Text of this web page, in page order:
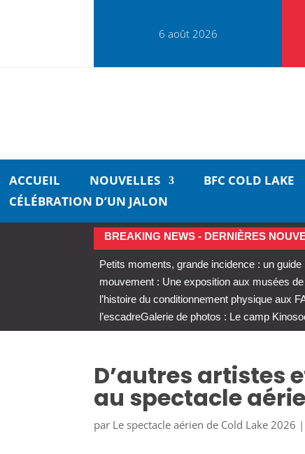
6 août 2026
ACCUEIL NOUVELLES BFC COLD LAKE
CÉLÉBRATION D’UN JALON
BREAKING NEWS - DERNIÈRES
Petits moments, grande incidence : un
mouvement : Une exposition aux musées
l’histoire du conditionnement physique aux
l’escadreGalerie de photos : Le camp
D’autres artistes
au spectacle
par Le spectacle aérien de Cold Lake 2026 |